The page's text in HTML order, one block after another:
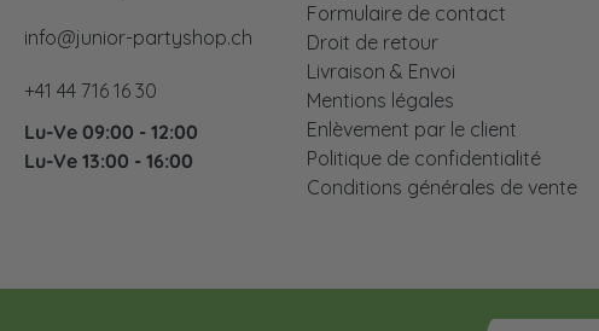
info@junior-partyshop.ch
+41 44 716 16 30
Lu-Ve 09:00 - 12:00
Lu-Ve 13:00 - 16:00
Formulaire de contact
Droit de retour
Livraison & Envoi
Mentions légales
Enlèvement par le client
Politique de confidentialité
Conditions générales de vente